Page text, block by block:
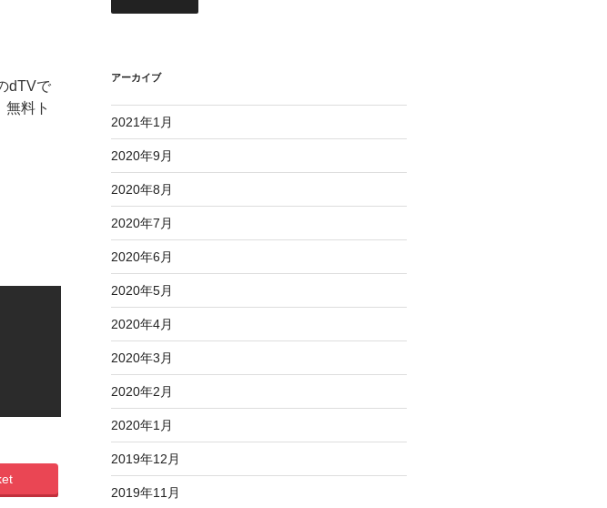
dTVで
無料ト
レ
アーカイブ
2021年1月
2020年9月
2020年8月
2020年7月
2020年6月
2020年5月
2020年4月
2020年3月
2020年2月
2020年1月
2019年12月
2019年11月